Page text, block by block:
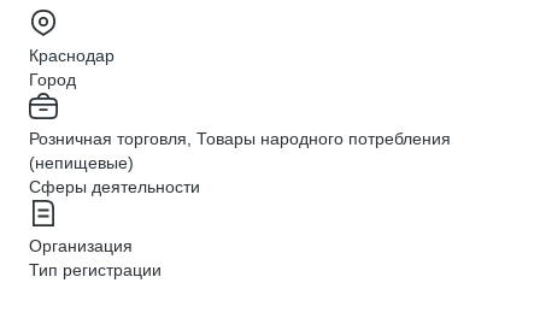
Краснодар
Город
Розничная торговля, Товары народного потребления
(непищевые)
Сферы деятельности
Организация
Тип регистрации